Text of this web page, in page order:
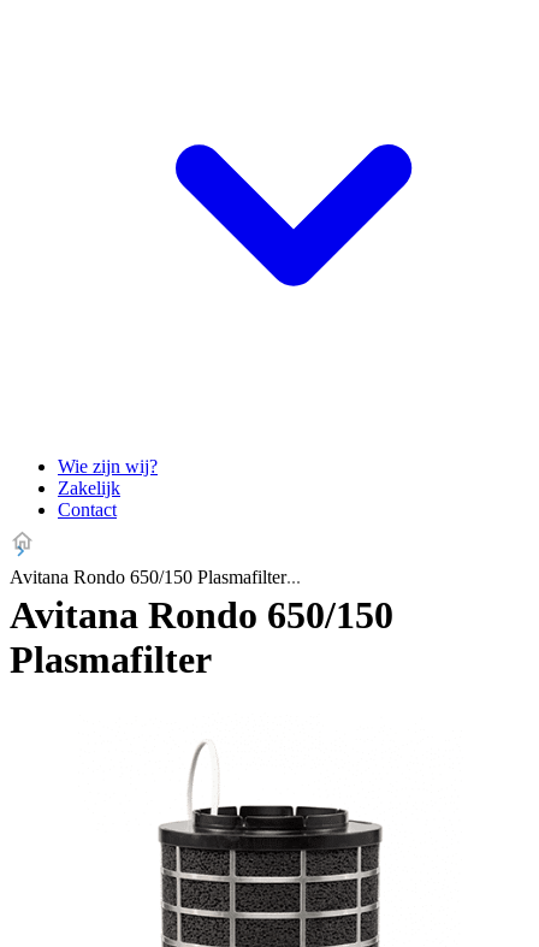
Wie zijn wij?
Zakelijk
Contact
Avitana Rondo 650/150 Plasmafilter
Avitana Rondo 650/150
Plasmafilter